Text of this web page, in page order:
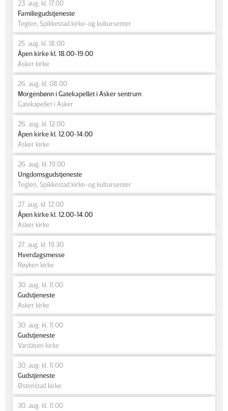
23. aug. kl. 17.00
Familiegudstjeneste
Teglen, Spikkestad kirke-og kultursenter
25. aug. kl. 18.00
Åpen kirke kl. 18.00-19.00
Asker kirke
26. aug. kl. 08.00
Morgenbønn i Gatekapellet i Asker sentrum
Gatekapellet i Asker
26. aug. kl. 12.00
Åpen kirke kl. 12.00-14.00
Asker kirke
26. aug. kl. 19.00
Ungdomsgudstjeneste
Teglen, Spikkestad kirke-og kultursenter
27. aug. kl. 12.00
Åpen kirke kl. 12.00-14.00
Asker kirke
27. aug. kl. 19.30
Hverdagsmesse
Røyken kirke
30. aug. kl. 11.00
Gudstjeneste
Asker kirke
30. aug. kl. 11.00
Gudstjeneste
Vardåsen kirke
30. aug. kl. 11.00
Gudstjeneste
Østenstad kirke
30. aug. kl. 11.00